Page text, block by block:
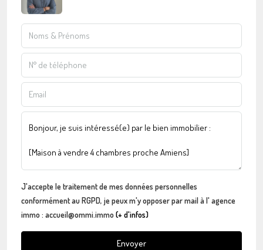
J'accepte le traitement de mes données personnelles
conformément au RGPD, je peux m'y opposer par mail à l' agence
immo : accueil@ommi.immo(+ d'infos)
Envoyer